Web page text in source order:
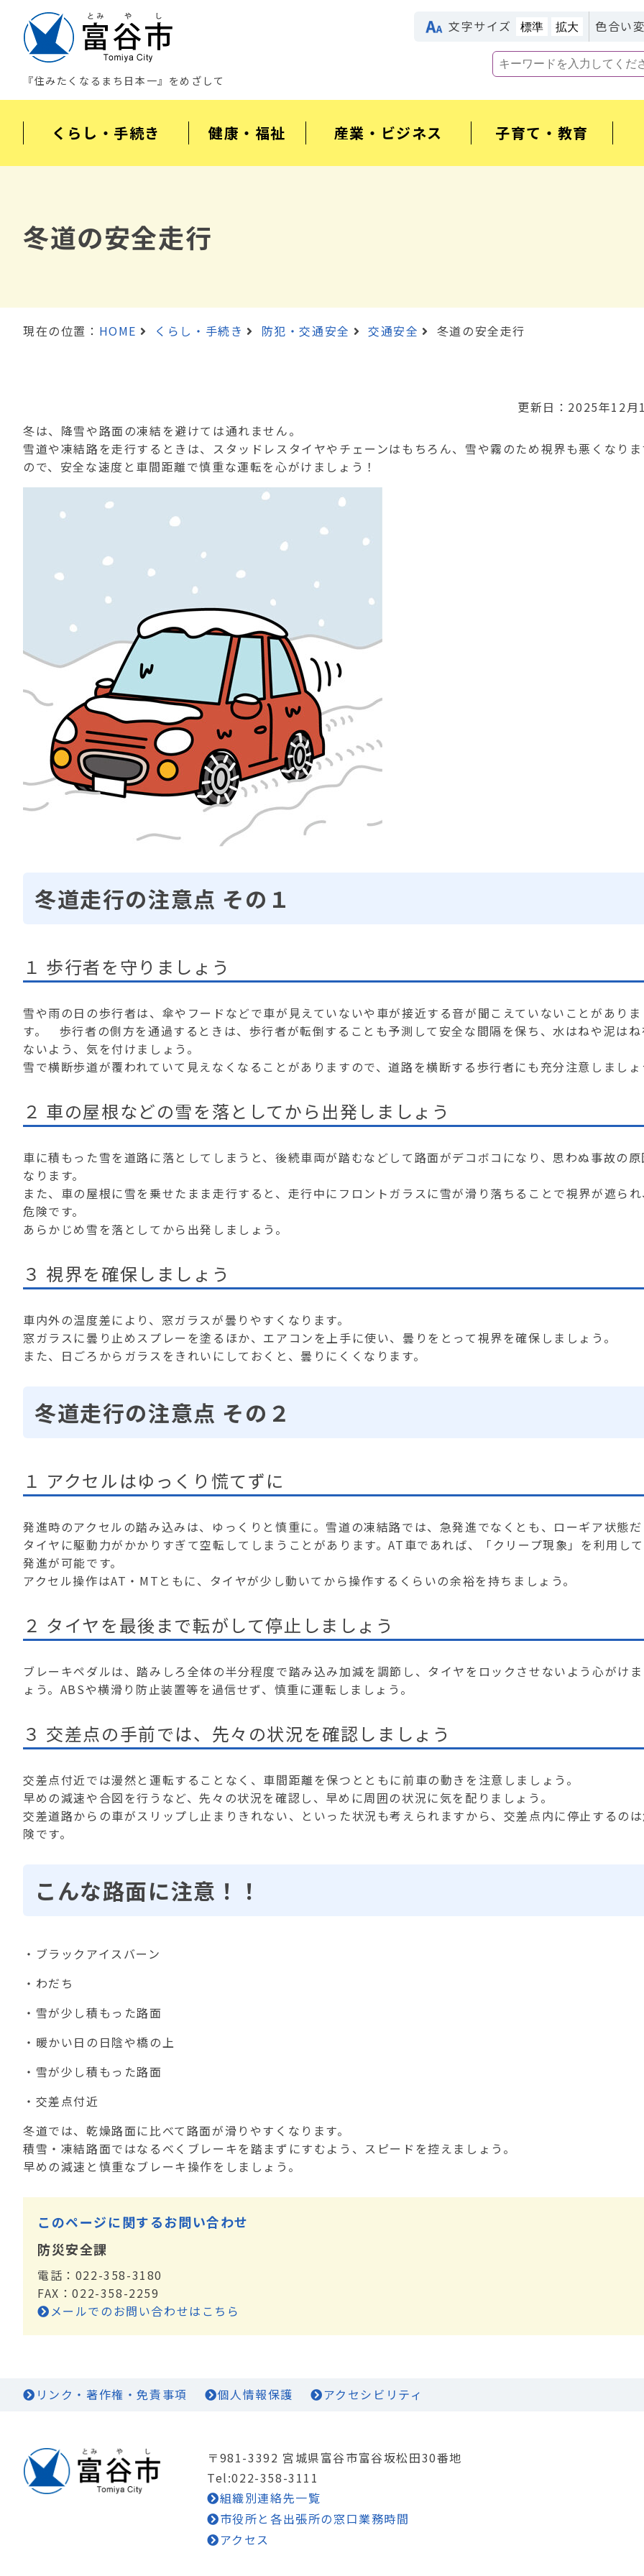
『住みたくなるまち日本一』をめざして
文字サイズ 標準 拡大 色合い
くらし・手続き 健康・福祉 産業・ビジネス 子育て・教育
冬道の安全走行
現在の位置： HOME くらし・手続き 防犯・交通安全 交通安全 冬道の安全走行
更新日：2025年12月
冬は、降雪や路面の凍結を避けては通れません。
雪道や凍結路を走行するときは、スタッドレスタイヤやチェーンはもちろん、雪や霧のため視界も悪くなり
ので、安全な速度と車間距離で慎重な運転を心がけましょう！
冬道走行の注意点 その１
１ 歩行者を守りましょう
雪や雨の日の歩行者は、傘やフードなどで車が見えていないや車が接近する音が聞こえていないことがありま
す。 歩行者の側方を通過するときは、歩行者が転倒することも予測して安全な間隔を保ち、水はねや泥は
ないよう、気を付けましょう。
雪で横断歩道が覆われていて見えなくなることがありますので、道路を横断する歩行者にも充分注意しまし
２ 車の屋根などの雪を落としてから出発しましょう
車に積もった雪を道路に落としてしまうと、後続車両が踏むなどして路面がデコボコになり、思わぬ事故の
なります。
また、車の屋根に雪を乗せたまま走行すると、走行中にフロントガラスに雪が滑り落ちることで視界が遮ら
危険です。
あらかじめ雪を落としてから出発しましょう。
３ 視界を確保しましょう
車内外の温度差により、窓ガラスが曇りやすくなります。
窓ガラスに曇り止めスプレーを塗るほか、エアコンを上手に使い、曇りをとって視界を確保しましょう。
また、日ごろからガラスをきれいにしておくと、曇りにくくなります。
冬道走行の注意点 その２
１ アクセルはゆっくり慌てずに
発進時のアクセルの踏み込みは、ゆっくりと慎重に。雪道の凍結路では、急発進でなくとも、ローギア状態
タイヤに駆動力がかかりすぎて空転してしまうことがあります。AT車であれば、「クリープ現象」を利用し
発進が可能です。
アクセル操作はAT・MTともに、タイヤが少し動いてから操作するくらいの余裕を持ちましょう。
２ タイヤを最後まで転がして停止しましょう
ブレーキペダルは、踏みしろ全体の半分程度で踏み込み加減を調節し、タイヤをロックさせないよう心がけ
ょう。ABSや横滑り防止装置等を過信せず、慎重に運転しましょう。
３ 交差点の手前では、先々の状況を確認しましょう
交差点付近では漫然と運転することなく、車間距離を保つとともに前車の動きを注意しましょう。
早めの減速や合図を行うなど、先々の状況を確認し、早めに周囲の状況に気を配りましょう。
交差道路からの車がスリップし止まりきれない、といった状況も考えられますから、交差点内に停止するの
険です。
こんな路面に注意！！
・ブラックアイスバーン
・わだち
・雪が少し積もった路面
・暖かい日の日陰や橋の上
・雪が少し積もった路面
・交差点付近
冬道では、乾燥路面に比べて路面が滑りやすくなります。
積雪・凍結路面ではなるべくブレーキを踏まずにすむよう、スピードを控えましょう。
早めの減速と慎重なブレーキ操作をしましょう。
このページに関するお問い合わせ
防災安全課
電話：022-358-3180
FAX：022-358-2259
メールでのお問い合わせはこちら
リンク・著作権・免責事項 個人情報保護 アクセシビリティ
〒981-3392 宮城県富谷市富谷坂松田30番地
Tel:022-358-3111
組織別連絡先一覧
市役所と各出張所の窓口業務時間
アクセス